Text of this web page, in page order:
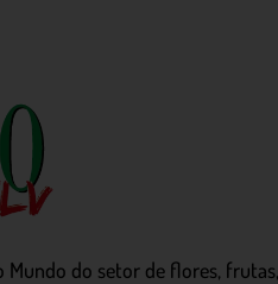
do setor de flores,